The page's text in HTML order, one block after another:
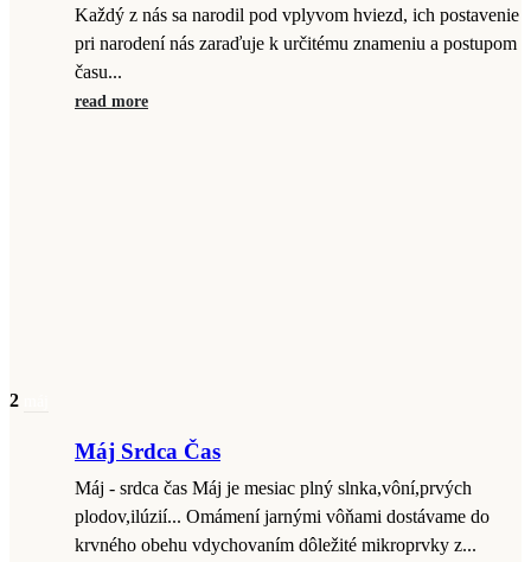
Každý z nás sa narodil pod vplyvom hviezd, ich postavenie
pri narodení nás zaraďuje k určitému znameniu a postupom
času...
read more
2
Máj Srdca Čas
Máj - srdca čas Máj je mesiac plný slnka,vôní,prvých
plodov,ilúzií... Omámení jarnými vôňami dostávame do
krvného obehu vdychovaním dôležité mikroprvky z...